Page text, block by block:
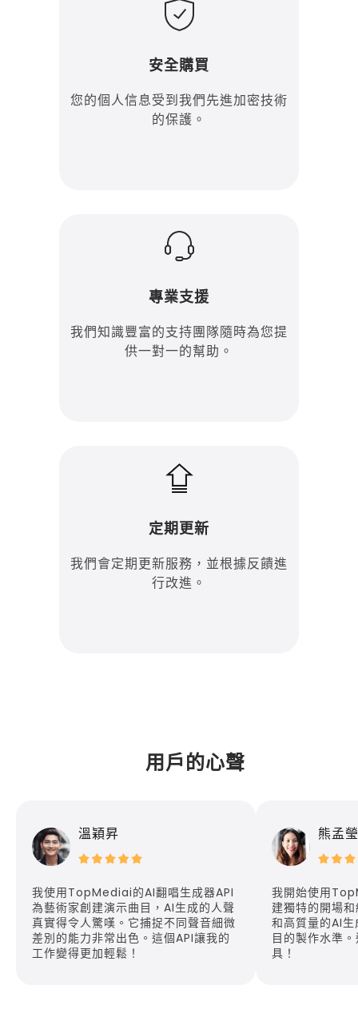
安全購買
您的個人信息受到我們先進加密技術
的保護。
專業支援
我們知識豐富的支持團隊隨時為您提
供一對一的幫助。
定期更新
我們會定期更新服務，並根據反饋進
行改進。
用戶的心聲
溫穎昇
我使用TopMediai的AI翻唱生成器API
為藝術家創建演示曲目，AI生成的人聲
真實得令人驚嘆。它捕捉不同聲音細微
差別的能力非常出色。這個API讓我的
工作變得更加輕鬆！
熊孟瑩
我開始使用
建獨特的開場
和高質量的AI
目的製作水準
具！